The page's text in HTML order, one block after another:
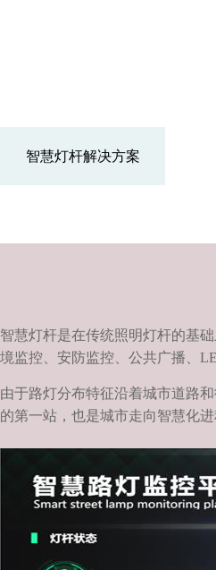
智慧灯杆解决方案
智慧灯杆是在传统照明灯杆的基
境监控、安防监控、公共广播、
由于路灯分布特征沿着城市道路
的第一站，也是城市走向智慧化